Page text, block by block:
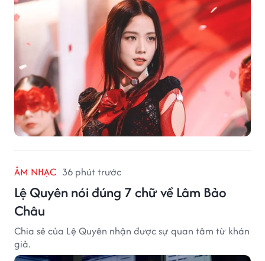
ÂM NHẠC 36 phút trước
Lệ Quyên nói đúng 7 chữ về Lâm Bảo
Châu
Chia sẻ của Lệ Quyên nhận được sự quan tâm từ khán
giả.